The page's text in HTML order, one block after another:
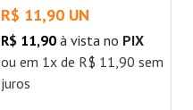
R$ 11,90 UN
R$ 11,90 à vista no PIX
ou em 1x de R$ 11,90 sem
juros